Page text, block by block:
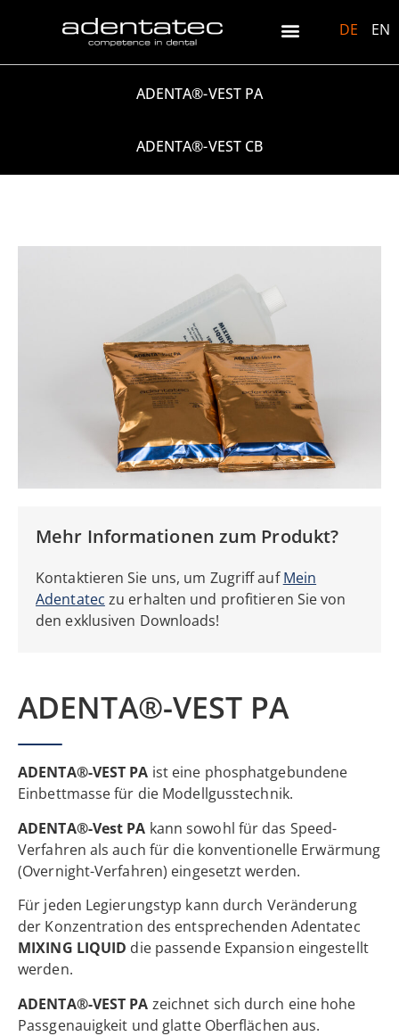
DE EN
ADENTA®-VEST PA
ADENTA®-VEST CB
Mehr Informationen zum Produkt?
Kontaktieren Sie uns, um Zugriff aufMein
Adentatec zu erhalten und profitieren Sie von
den exklusiven Downloads!
ADENTA®-VEST PA
ADENTA®-VEST PA ist eine phosphatgebundene
Einbettmasse für die Modellgusstechnik.
ADENTA®-Vest PA kann sowohl für das Speed-
Verfahren als auch für die konventionelle Erwärmung
(Overnight-Verfahren) eingesetzt werden.
Für jeden Legierungstyp kann durch Veränderung
der Konzentration des entsprechenden Adentatec
MIXING LIQUID die passende Expansion eingestellt
werden.
ADENTA®-VEST PA zeichnet sich durch eine hohe
Passgenauigkeit und glatte Oberflächen aus.